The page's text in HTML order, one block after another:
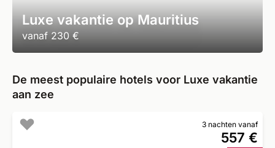
Luxe vakantie op Mauritius
vanaf 230 €
De meest populaire hotels voor Luxe vakantie
aan zee
3 nachten vanaf
557 €